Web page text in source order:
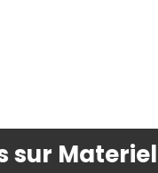
sur